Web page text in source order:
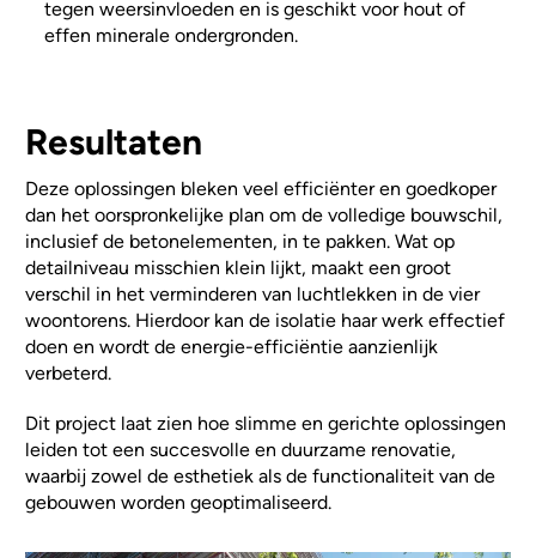
tegen weersinvloeden en is geschikt voor hout of
effen minerale ondergronden.
Resultaten
Deze oplossingen bleken veel efficiënter en goedkoper
dan het oorspronkelijke plan om de volledige bouwschil,
inclusief de betonelementen, in te pakken. Wat op
detailniveau misschien klein lijkt, maakt een groot
verschil in het verminderen van luchtlekken in de vier
woontorens. Hierdoor kan de isolatie haar werk effectief
doen en wordt de energie-efficiëntie aanzienlijk
verbeterd.
Dit project laat zien hoe slimme en gerichte oplossingen
leiden tot een succesvolle en duurzame renovatie,
waarbij zowel de esthetiek als de functionaliteit van de
gebouwen worden geoptimaliseerd.